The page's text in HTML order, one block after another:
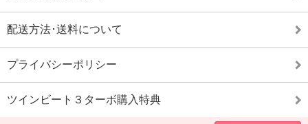
配送方法･送料について
プライバシーポリシー
ツインビート３ターボ購入特典